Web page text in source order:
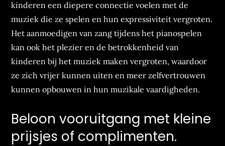
kinderen een diepere connectie voelen met de
muziek die ze spelen en hun expressiviteit vergroten.
Het aanmoedigen van zang tijdens het pianospelen
kan ook het plezier en de betrokkenheid van
kinderen bij het muziek maken vergroten, waardoor
ze zich vrijer kunnen uiten en meer zelfvertrouwen
kunnen opbouwen in hun muzikale vaardigheden.
Beloon vooruitgang met kleine
prijsjes of complimenten.